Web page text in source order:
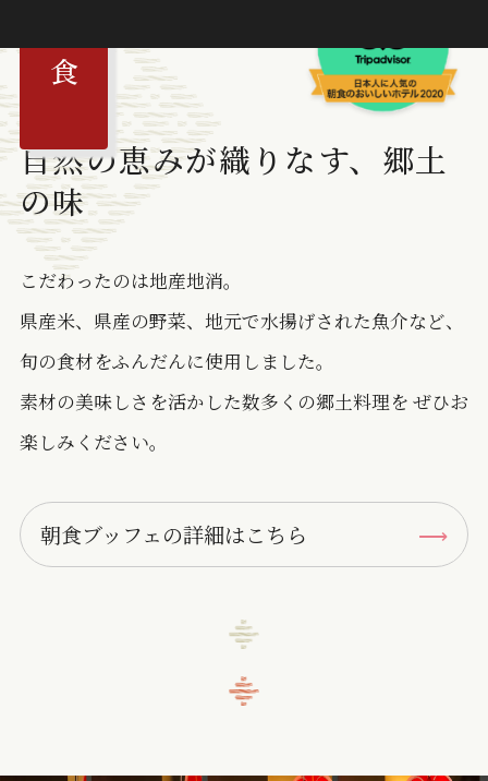
自然の恵みが織りなす、郷土
の味
こだわったのは地産地消。
県産米、県産の野菜、地元で水揚げされた魚介など、
旬の食材をふんだんに使用しました。
素材の美味しさを活かした数多くの郷土料理を ぜひお
楽しみください。
朝食ブッフェの詳細はこちら